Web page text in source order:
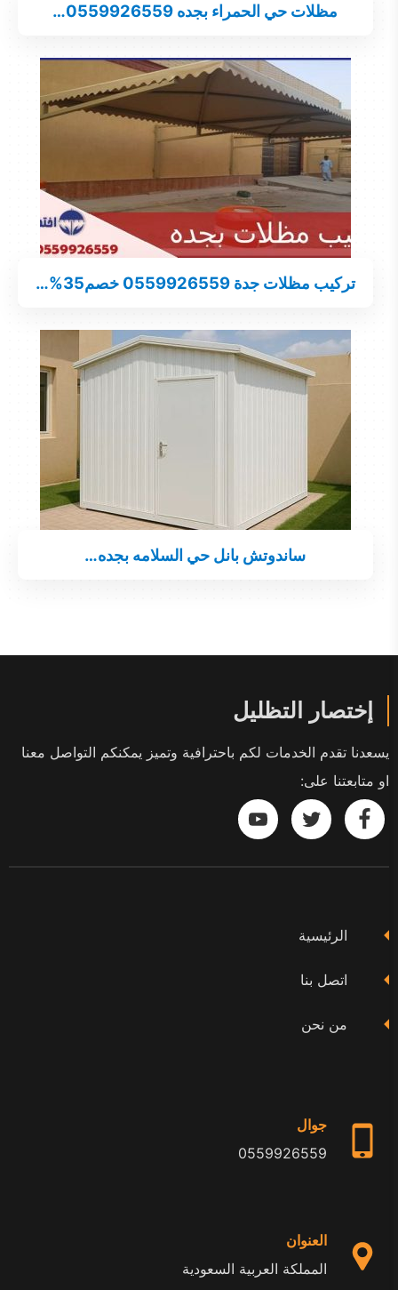
مظلات حي الحمراء بجده 0559926559…
تركيب مظلات جدة 0559926559 خصم35%…
ساندوتش بانل حي السلامه بجده…
إختصار التظليل
يسعدنا تقدم الخدمات لكم باحترافية وتميز يمكنكم التواصل معنا
او متابعتنا على:
تابعنا
فيسبوك
تابعنا تابعنا
الرئيسية
اتصل بنا
من نحن
جوال
0559926559
العنوان
المملكة العربية السعودية